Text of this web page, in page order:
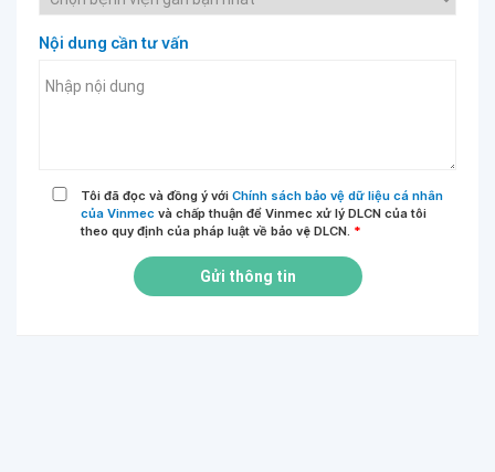
Nội dung cần tư vấn
Tôi đã đọc và đồng ý với Chính sách bảo vệ dữ liệu cá nhân
của Vinmec và chấp thuận để Vinmec xử lý DLCN của tôi
theo quy định của pháp luật về bảo vệ DLCN. *
Gửi thông tin